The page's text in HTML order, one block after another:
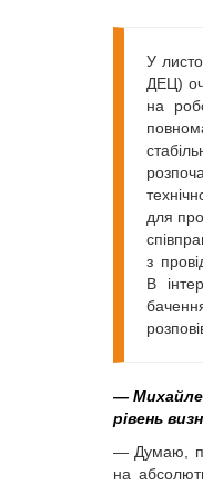
У
ДЕЦ)
на
для
з
В
— Михайле
рівень
— Думаю,
на